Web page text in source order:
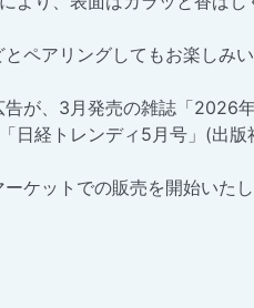
ペアリングしてもお楽しみい
が、3月発売の雑誌「2026
日経トレンディ5月号」(出版
ケットでの販売を開始いた